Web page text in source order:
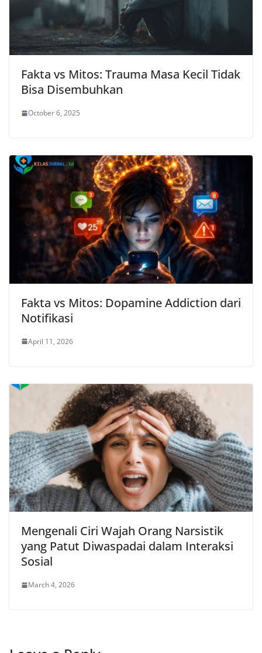
Fakta vs Mitos: Trauma Masa Kecil Tidak
Bisa Disembuhkan
October 6, 2025
Fakta vs Mitos: Dopamine Addiction dari
Notifikasi
April 11, 2026
Mengenali Ciri Wajah Orang Narsistik
yang Patut Diwaspadai dalam Interaksi
Sosial
March 4, 2026